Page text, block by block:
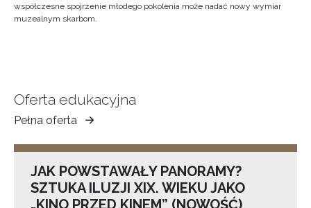
współczesne spojrzenie młodego pokolenia może nadać nowy wymiar
muzealnym skarbom.
Oferta edukacyjna
Pełna oferta
Muzeum
Ziemi
JAK POWSTAWAŁY PANORAMY?
SZTUKA ILUZJI XIX. WIEKU JAKO
„KINO PRZED KINEM” (NOWOŚĆ)